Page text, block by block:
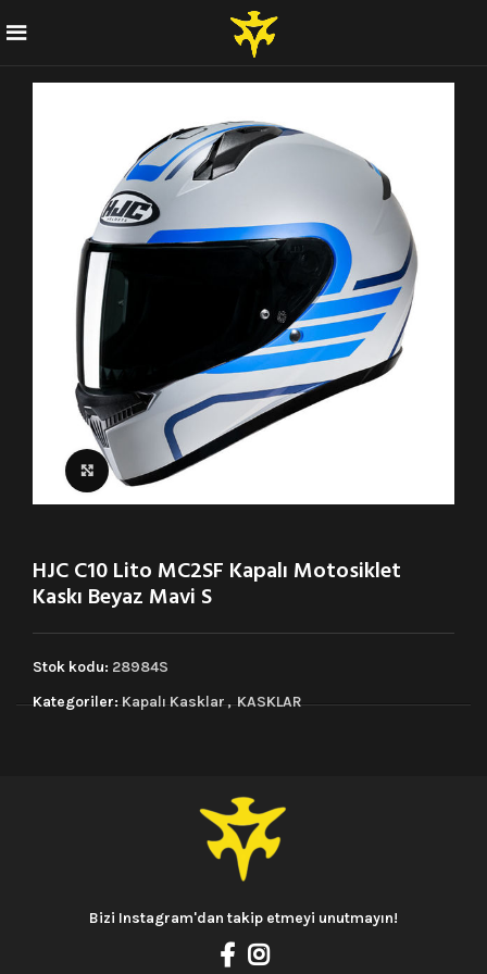
Click to enlarge
HJC C10 Lito MC2SF Kapalı Motosiklet
Kaskı Beyaz Mavi S
Stok kodu: 28984S
Kategoriler:Kapalı Kasklar, KASKLAR
Bizi Instagram'dan takip etmeyi unutmayın!